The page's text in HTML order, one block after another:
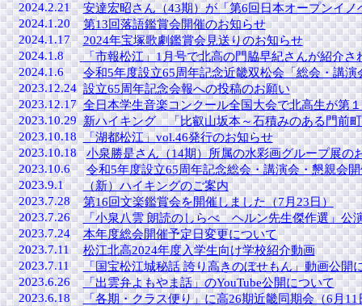
2024.2.21
安達宏昭さん（43期）が「第6回日本オープンイ
2024.1.20
第13回落語鑑賞会開催のお知らせ
2024.1.17
2024年宝塚歌劇鑑賞会見送りのお知らせ
2024.1.8
「市報松江」1月号で北高の門脇早紀さんが紹介さ
2024.1.6
令和5年度設立65周年記念近畿双松会「総会・講
2023.12.24 設立65周年記念会報への投稿のお願い
2023.12.17 全日本学生音楽コンクール全国大会で北高生が第
2023.10.29 新ハイキング 「比叡山坂本～石積みのある門前
2023.10.18 「湖都松江」vol.46発行のお知らせ
2023.10.18
小泉勝是さん（14期）所属の水彩画グループ展の
2023.10.6
令和5年度設立65周年記念総会・講演会・懇親会
2023.9.1
（新）ハイキングのご案内
2023.7.28
第16回文楽鑑賞会を開催しました（7月23日）
2023.7.26
「小泉八雲 朗読のしらべ ヘルン先生傑作選」公
2023.7.24
本年度総会開催予定日変更について
2023.7.11
松江北高2024年度入学生向け学校紹介動画
2023.7.11
「国宝松江城秘話 誇り高きのぼせもん」動画公開
2023.6.26
「出雲弁よもやま話」のYouTube公開について
2023.6.18
「各期・クラス便り」に高26期近畿同期会（6月